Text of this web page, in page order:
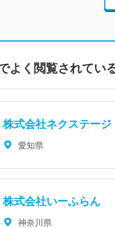
よく閲覧されてい
株式会社ネクステージ
愛知県
株式会社いーふらん
神奈川県